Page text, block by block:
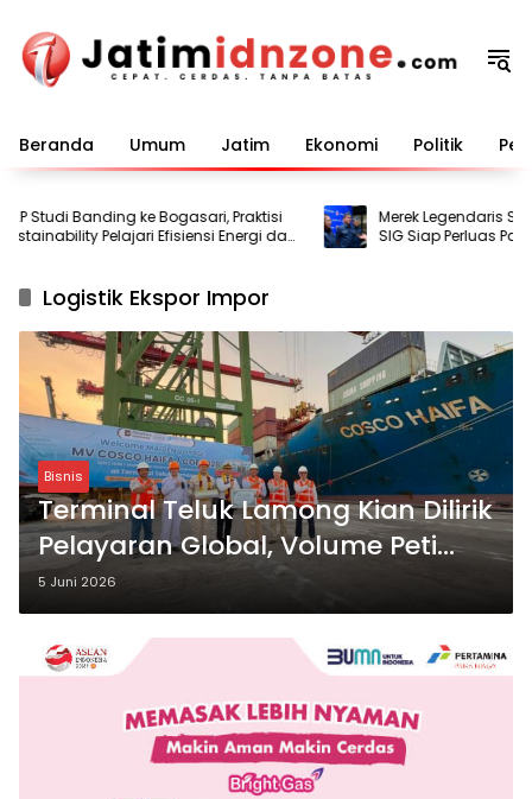
konten
Beranda Umum Jatim Ekonomi Politik
Studi Banding ke Bogasari, Praktisi
Pelajari Efisiensi Energi dan
Merek Legendaris
SIG Siap Perluas Pasar
Logistik Ekspor Impor
Bisnis
Terminal Teluk Lamong Kian Dilirik
Pelayaran Global, Volume Peti
Kemas Internasional Tumbuh 90
Persen
5 Juni 2026